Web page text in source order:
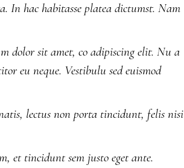
In hac habitasse platea dictumst. Nam
dolor sit amet, co adipiscing elit. Nu a
eu neque. Vestibulu sed euismod
lectus non porta tincidunt, felis nisi
et tincidunt sem justo eget ante.